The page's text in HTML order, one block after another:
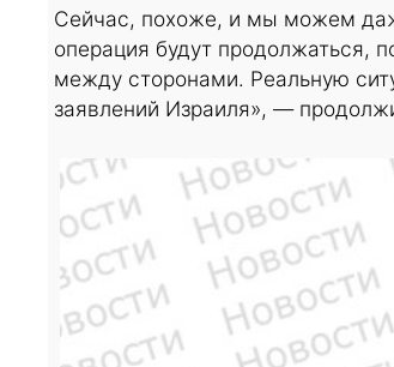
Сейчас, похоже, и мы можем
операция будут продолжаться,
между сторонами. Реальную
заявлений Израиля», —